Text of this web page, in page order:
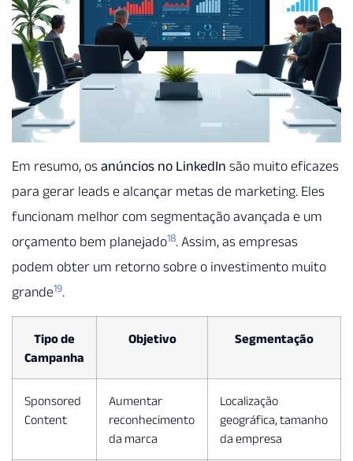
Em resumo, os anúncios no LinkedIn são muito eficazes
para gerar leads e alcançar metas de marketing. Eles
funcionam melhor com segmentação avançada e um
orçamento bem planejado18. Assim, as empresas
podem obter um retorno sobre o investimento muito
grande19.
Tipo de
Campanha
Objetivo Segmentação
Sponsored
Content
Aumentar
reconhecimento
da marca
Localização
geográfica, tamanho
da empresa